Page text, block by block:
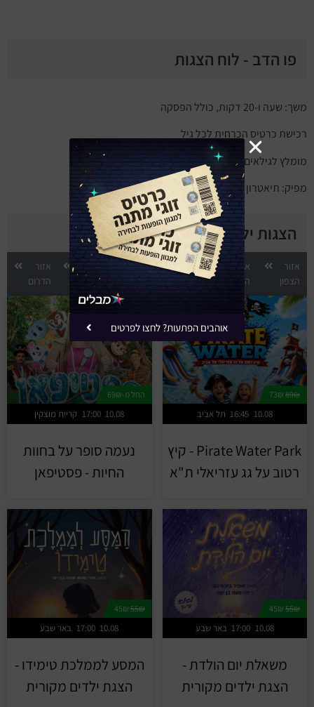
פו הדב - לוח הצגות
משך: שעה ו-20 דקות, כולל הפסקה
רכישת כרטיס הכרחית לכל גיל
מומלץ לגילאים 2 – 8
מפיק: תיאטרון נדנדה
הצגות ילדים לפי אזור
אזור
הצפון
אזור
השרון
אזור
המרכז
אזור
השפלה
אזור
ירושלים
אזור
הדרום
89₪
תל אביב 16:45 10.08
Pirate Water Park - קיץ
רטוב על גג עזריאלי ת"א
החל מ-69₪
קריית מוצקין 17:00 10.08
נעמה סופר על בחוות
החיות - פסטיפאן
55₪
באר שבע 17:00 10.08
משאלת יום הולדת -
הצגת ילדים מקורית
55₪
45₪
באר שבע 17:00 10.08
המסע לממלכת טימידו -
הצגת ילדים מקורית
אוהבים הפתעות? לחצו לפרטים